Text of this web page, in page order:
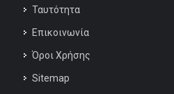
Ταυτότητα
Επικοινωνία
Όροι Χρήσης
Sitemap